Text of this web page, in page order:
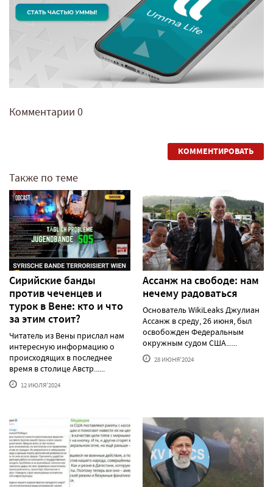
Комментарии 0
КОММЕНТИРОВАТЬ
Также по теме
Сирийские банды
против чеченцев и
турок в Вене: кто и что
за этим стоит?
Читатель из Вены прислал нам
интересную информацию о
происходящих в последнее
время в столице Австр......
12 ИЮЛЯ'2024
Ассанж на свободе: нам
нечему радоваться
Основатель WikiLeaks Джулиан
Ассанж в среду, 26 июня, был
освобожден Федеральным
окружным судом США......
28 ИЮНЯ'2024